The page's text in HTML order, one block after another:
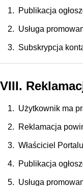
Publikacja
Usługa
Subskrypcja
VIII.
Użytkownik ma
Reklamacja
Właściciel
Publikacja
Usługa